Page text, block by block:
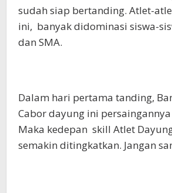
sudah siap bertanding. Atlet-
ini, banyak didominasi siswa-
dan SMA.
Dalam hari pertama tanding,
Cabor dayung ini
Maka kedepan skill Atlet
semakin ditingkatkan. Jangan